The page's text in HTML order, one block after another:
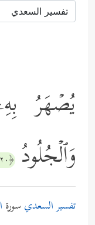
یُصۡهَرُ
وَٱلۡجُلُودُ ﴿٢٠﴾
تفسير السعدي سورة